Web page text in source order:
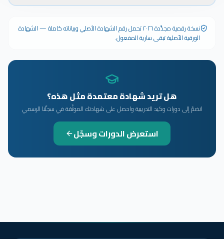
نسخة رقمية مجدَّدة ٢٠٢٦ تحمل رقم الشهادة الأصلي وبياناته كاملة — الشهادة
الورقية الأصلية تبقى سارية المفعول.
هل تريد شهادة معتمدة مثل هذه؟
انضمّ إلى دورات وكيد التدريبية واحصل على شهادتك الموثّقة في سجلّنا الرسمي
استعرض الدورات وسجّل